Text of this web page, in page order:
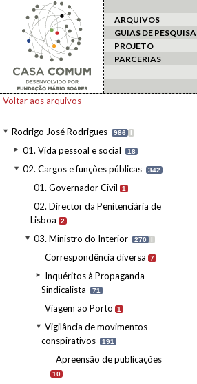
ARQUIVOS
GUIAS DE PESQUISA
PROJETO
PARCERIAS
Voltar aos arquivos
Rodrigo José Rodrigues 986 I
01. Vida pessoal e social 18
02. Cargos e funções públicas 342
01. Governador Civil 1
02. Director da Penitenciária de
Lisboa
2
03. Ministro do Interior 270 I
Correspondência diversa 7
Inquéritos à Propaganda
Sindicalista
71
Viagem ao Porto 1
Vigilância de movimentos
conspirativos
191
Apreensão de publicações
10